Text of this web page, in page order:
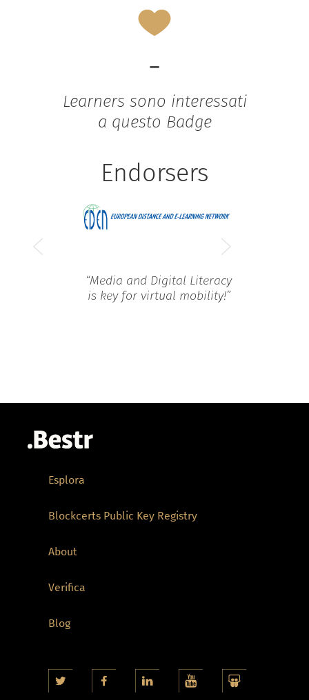
-
Learners sono interessati
a questo Badge
Endorsers
“Media and Digital Literacy
is key for virtual mobility!”
Esplora
Blockcerts Public Key Registry
About
Verifica
Blog